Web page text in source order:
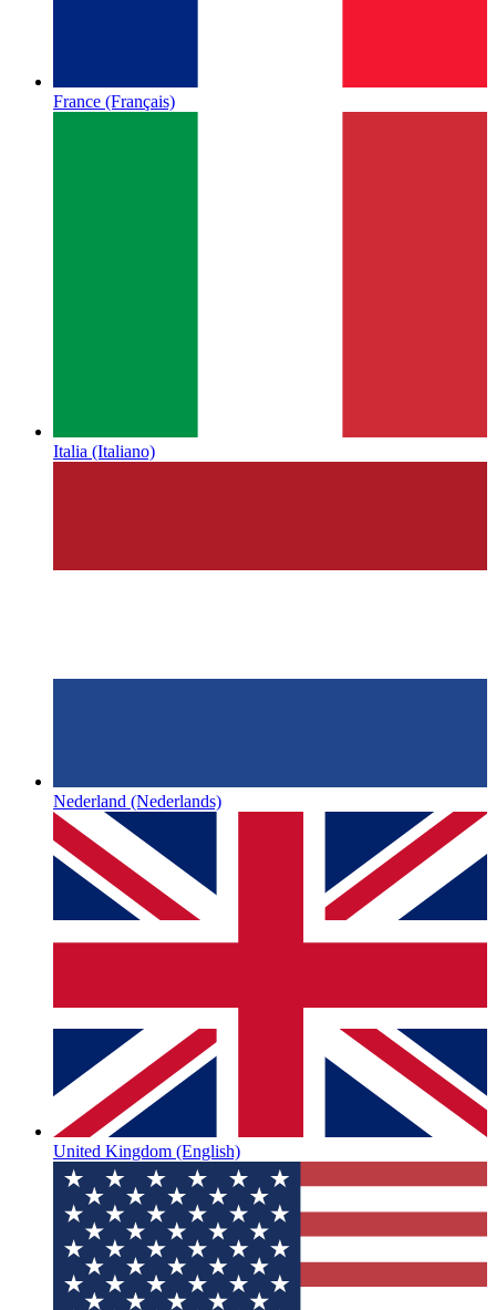
France (Français)
Italia (Italiano)
Nederland (Nederlands)
United Kingdom (English)